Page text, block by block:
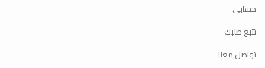
حسابي
تتبع طلبك
تواصل معنا